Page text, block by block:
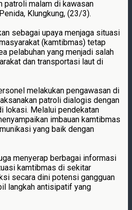
patroli malam di kawasan
Klungkung, (23/3).
sebagai upaya menjaga situasi
(kamtibmas) tetap
pelabuhan yang menjadi salah
dan transportasi laut di
melakukan pengawasan di
patroli dialogis dengan
lokasi. Melalui pendekatan
imbauan kamtibmas
yang baik dengan
menyerap berbagai informasi
kamtibmas di sekitar
secara dini potensi gangguan
langkah antisipatif yang